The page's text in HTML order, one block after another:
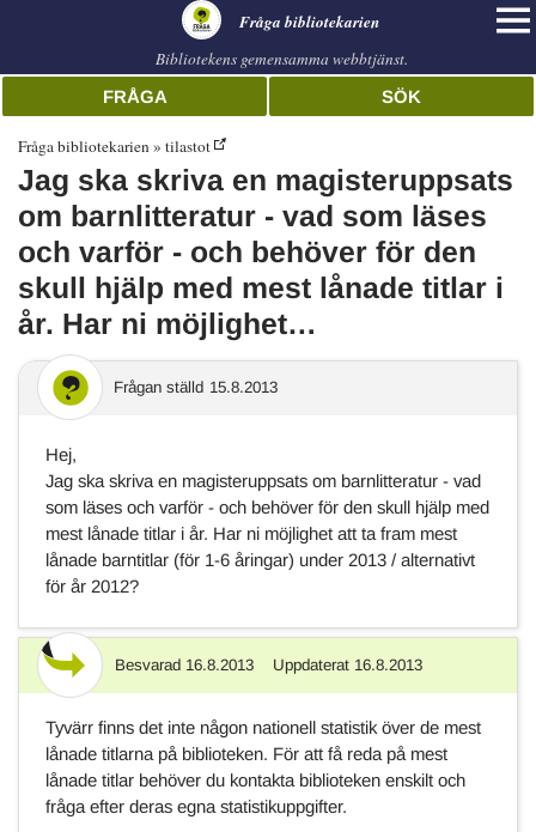
Fråga bibliotekarien
Bibliotekens gemensamma webbtjänst.
FRÅGA SÖK
Fråga bibliotekarien tilastot
Jag ska skriva en magisteruppsats
om barnlitteratur - vad som läses
och varför - och behöver för den
skull hjälp med mest lånade titlar i
år. Har ni möjlighet…
Frågan ställd 15.8.2013
Hej,
Jag ska skriva en magisteruppsats om barnlitteratur - vad
som läses och varför - och behöver för den skull hjälp med
mest lånade titlar i år. Har ni möjlighet att ta fram mest
lånade barntitlar (för 1-6 åringar) under 2013 / alternativt
för år 2012?
Svar Besvarad 16.8.2013 Uppdaterat 16.8.2013
Tyvärr finns det inte någon nationell statistik över de mest
lånade titlarna på biblioteken. För att få reda på mest
lånade titlar behöver du kontakta biblioteken enskilt och
fråga efter deras egna statistikuppgifter.